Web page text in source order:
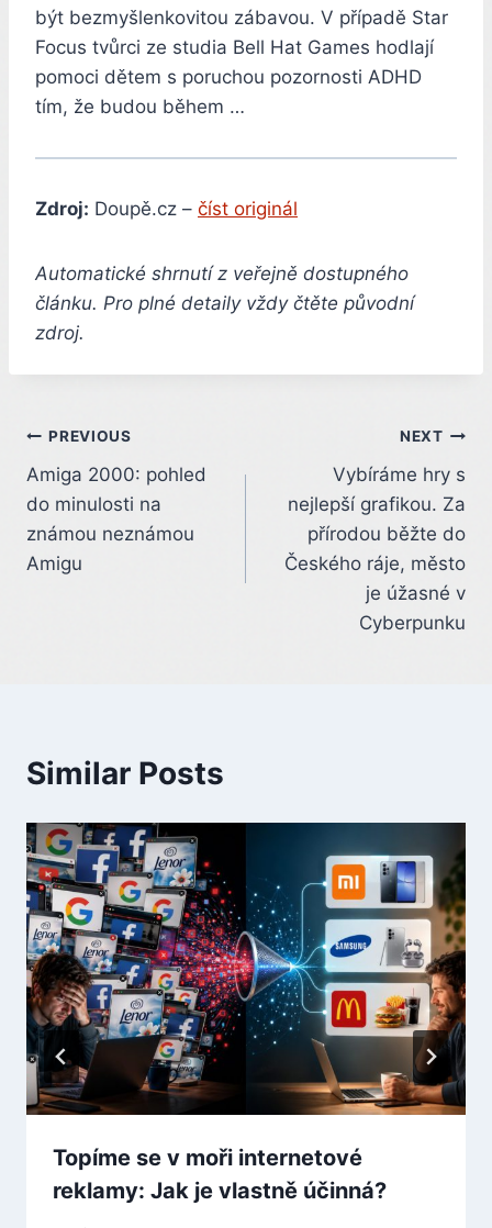
být bezmyšlenkovitou zábavou. V případě Star
Focus tvůrci ze studia Bell Hat Games hodlají
pomoci dětem s poruchou pozornosti ADHD
tím, že budou během …
Zdroj: Doupě.cz – číst originál
Automatické shrnutí z veřejně dostupného
článku. Pro plné detaily vždy čtěte původní
zdroj.
Post
navigation
PREVIOUS
Amiga 2000: pohled
do minulosti na
známou neznámou
Amigu
NEXT
Vybíráme hry s
nejlepší grafikou. Za
přírodou běžte do
Českého ráje, město
je úžasné v
Cyberpunku
Similar Posts
Topíme se v moři internetové
reklamy: Jak je vlastně účinná?